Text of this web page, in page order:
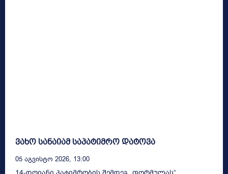
ვახო სანაიამ საპატიმრო დატოვა
05 Აგვისტო 2026, 13:00